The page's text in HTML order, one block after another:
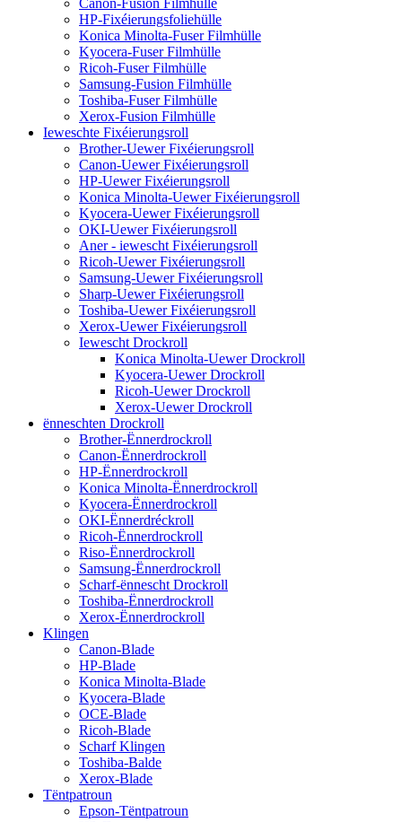
HP-Fixéierungsfoliehülle
Konica Minolta-Fuser Filmhülle
Kyocera-Fuser Filmhülle
Ricoh-Fuser Filmhülle
Samsung-Fusion Filmhülle
Toshiba-Fuser Filmhülle
Xerox-Fusion Filmhülle
Ieweschte Fixéierungsroll
Brother-Uewer Fixéierungsroll
Canon-Uewer Fixéierungsroll
HP-Uewer Fixéierungsroll
Konica Minolta-Uewer Fixéierungsroll
Kyocera-Uewer Fixéierungsroll
OKI-Uewer Fixéierungsroll
Aner - iewescht Fixéierungsroll
Ricoh-Uewer Fixéierungsroll
Samsung-Uewer Fixéierungsroll
Sharp-Uewer Fixéierungsroll
Toshiba-Uewer Fixéierungsroll
Xerox-Uewer Fixéierungsroll
Iewescht Drockroll
Konica Minolta-Uewer Drockroll
Kyocera-Uewer Drockroll
Ricoh-Uewer Drockroll
Xerox-Uewer Drockroll
ënneschten Drockroll
Brother-Ënnerdrockroll
Canon-Ënnerdrockroll
HP-Ënnerdrockroll
Konica Minolta-Ënnerdrockroll
Kyocera-Ënnerdrockroll
OKI-Ënnerdréckroll
Ricoh-Ënnerdrockroll
Riso-Ënnerdrockroll
Samsung-Ënnerdrockroll
Scharf-ënnescht Drockroll
Toshiba-Ënnerdrockroll
Xerox-Ënnerdrockroll
Klingen
Canon-Blade
HP-Blade
Konica Minolta-Blade
Kyocera-Blade
OCE-Blade
Ricoh-Blade
Scharf Klingen
Toshiba-Balde
Xerox-Blade
Tëntpatroun
Epson-Tëntpatroun